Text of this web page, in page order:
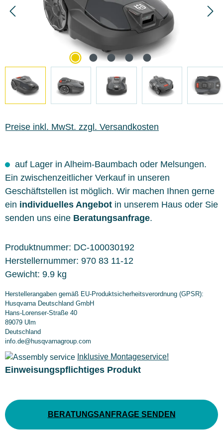
Preise inkl. MwSt. zzgl. Versandkosten
auf Lager in Alheim-Baumbach oder Melsungen.
Ein zwischenzeitlicher Verkauf in unseren
Geschäftstellen ist möglich. Wir machen Ihnen gerne
ein individuelles Angebot in unserem Haus oder Sie
senden uns eine Beratungsanfrage.
Produktnummer: DC-100030192
Herstellernummer: 970 83 11-12
Gewicht: 9.9 kg
Herstellerangaben gemäß EU-Produktsicherheitsverordnung (GPSR):
Husqvarna Deutschland GmbH
Hans-Lorenser-Straße 40
89079 Ulm
Deutschland
info.de@husqvarnagroup.com
Inklusive Montageservice!
Einweisungspflichtiges Produkt
BERATUNGSANFRAGE SENDEN